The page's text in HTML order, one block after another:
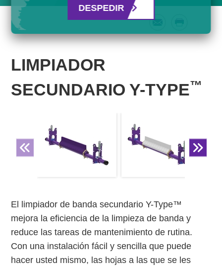
LIMPIADOR
SECUNDARIO Y-TYPE™
El limpiador de banda secundario Y-Type™
mejora la eficiencia de la limpieza de banda y
reduce las tareas de mantenimiento de rutina.
Con una instalación fácil y sencilla que puede
hacer usted mismo, las hojas a las que se les
DESPEDIR